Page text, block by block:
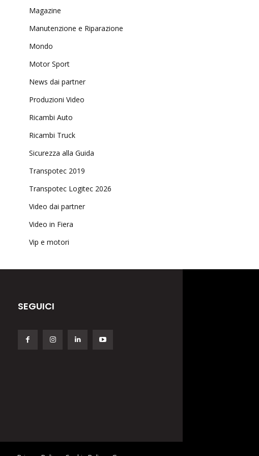
Magazine
Manutenzione e Riparazione
Mondo
Motor Sport
News dai partner
Produzioni Video
Ricambi Auto
Ricambi Truck
Sicurezza alla Guida
Transpotec 2019
Transpotec Logitec 2026
Video dai partner
Video in Fiera
Vip e motori
SEGUICI